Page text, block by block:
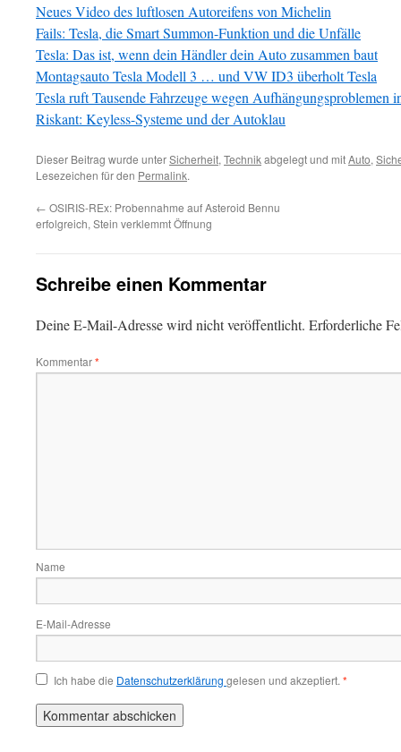
Neues Video des luftlosen Autoreifens von Michelin
Fails: Tesla, die Smart Summon-Funktion und die Unfälle
Tesla: Das ist, wenn dein Händler dein Auto zusammen baut
Montagsauto Tesla Modell 3 … und VW ID3 überholt Tesla
Tesla ruft Tausende Fahrzeuge wegen Aufhängungsproblemen
Riskant: Keyless-Systeme und der Autoklau
Dieser Beitrag wurde unterSicherheit, Technikabgelegt und mitAuto,
Lesezeichen für den Permalink.
← OSIRIS-REx: Probennahme auf Asteroid Bennu
erfolgreich, Stein verklemmt Öffnung
Schreibe einen Kommentar
Deine E-Mail-Adresse wird nicht veröffentlicht. Erforderliche
Kommentar*
Name
E-Mail-Adresse
Ich habe die Datenschutzerklärung gelesen und akzeptiert. *